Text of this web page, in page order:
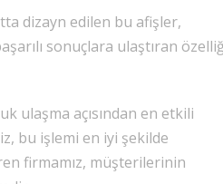
dizayn edilen bu afişler,
sonuçlara ulaştıran
ulaşma açısından en etkili
bu işlemi en iyi şekilde
firmamız, müşterilerinin